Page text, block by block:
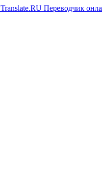
Translate.RU Переводчик